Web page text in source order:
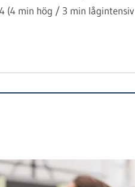
(4 min hög / 3 min lågintensiv